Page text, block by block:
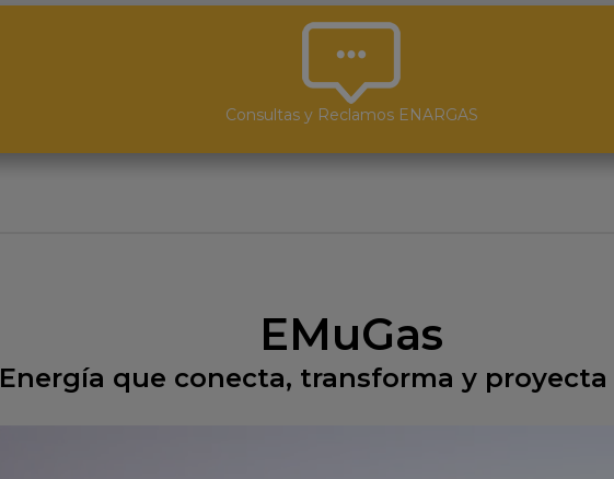
Consultas y Reclamos ENARGAS
EMuGas
Energía que conecta, transforma y